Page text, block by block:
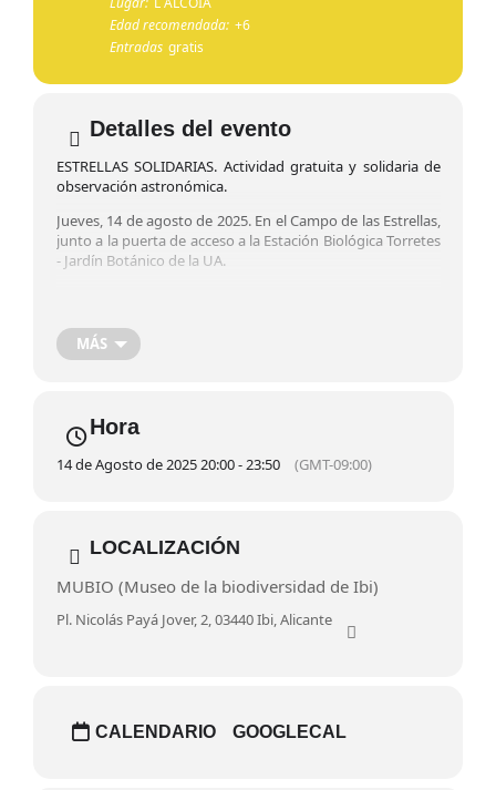
Edad recomendada: +6
Entradas gratis
Detalles del evento
ESTRELLAS SOLIDARIAS. Actividad gratuita y solidaria de
observación astronómica.
Jueves, 14 de agosto de 2025. En el Campo de las Estrellas,
junto a la puerta de acceso a la Estación Biológica Torretes
- Jardín Botánico de la UA.
👉 INSCRIPCIONES: escaneando el código QR del cartel.
💕 Ven a ver la lluvia de meteoros "Las Perseidas" y trae
👌 Nueva colaboración con la asociación universitaria de
Astronomía de la Universidad de Alicante Ciudad de las
Estrellas - Astroingeo de Alicante
MÁS
Hora
14 de Agosto de 2025 20:00 - 23:50 (GMT-09:00)
LOCALIZACIÓN
MUBIO (Museo de la biodiversidad de Ibi)
Pl. Nicolás Payá Jover, 2, 03440 Ibi, Alicante
CALENDARIO GOOGLECAL